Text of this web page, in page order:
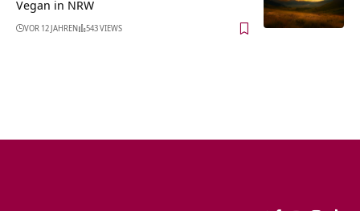
Vegan in NRW
VOR 12 JAHREN 543 VIEWS